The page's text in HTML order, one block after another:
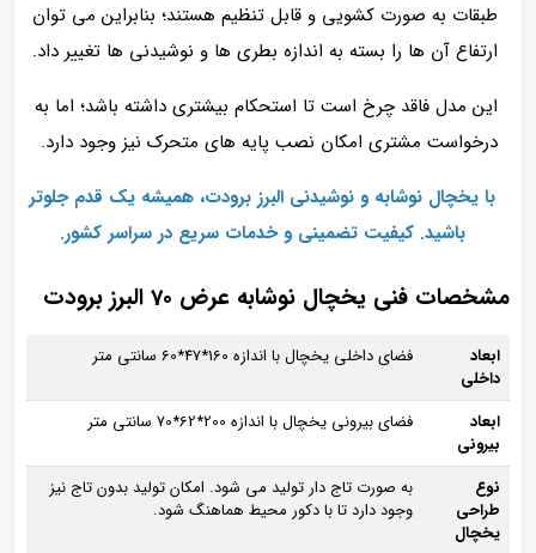
طبقات به‌ صورت کشویی و قابل تنظیم هستند؛ بنابراین می‌ توان
ارتفاع آن‌ ها را بسته به اندازه بطری‌ ها و نوشیدنی‌ ها تغییر داد.
این مدل فاقد چرخ است تا استحکام بیشتری داشته باشد؛ اما به‌
درخواست مشتری امکان نصب پایه‌ های متحرک نیز وجود دارد.
با یخچال‌ نوشابه و نوشیدنی البرز برودت، همیشه یک قدم جلوتر
باشید. کیفیت تضمینی و خدمات سریع در سراسر کشور.
مشخصات فنی یخچال نوشابه عرض 70 البرز برودت
ابعاد
داخلی
فضای داخلی یخچال با اندازه 160*47*60 سانتی‌ متر
ابعاد
بیرونی
فضای بیرونی یخچال با اندازه 200*62*70 سانتی‌ متر
نوع
طراحی
یخچال
به صورت تاج‌ دار تولید می‌ شود. امکان تولید بدون تاج نیز
وجود دارد تا با دکور محیط هماهنگ شود.